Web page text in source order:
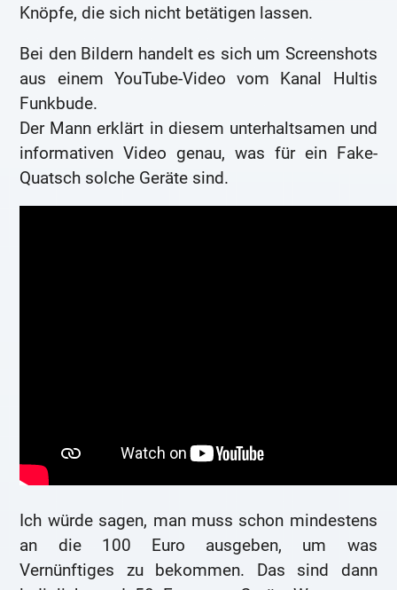
Knöpfe, die sich nicht betätigen lassen.
Bei den Bildern handelt es sich um Screenshots
aus einem YouTube-Video vom Kanal Hultis
Funkbude.
Der Mann erklärt in diesem unterhaltsamen und
informativen Video genau, was für ein Fake-
Quatsch solche Geräte sind.
Ich würde sagen, man muss schon mindestens
an die 100 Euro ausgeben, um was
Vernünftiges zu bekommen. Das sind dann